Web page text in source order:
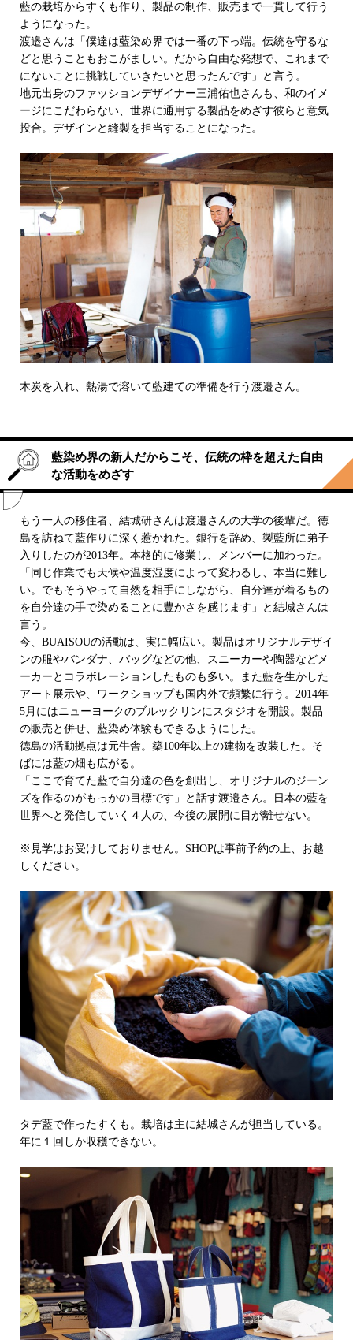
藍の栽培からすくも作り、製品の制作、販売まで一貫して行う
ようになった。
渡邉さんは「僕達は藍染め界では一番の下っ端。伝統を守るな
どと思うこともおこがましい。だから自由な発想で、これまで
にないことに挑戦していきたいと思ったんです」と言う。
地元出身のファッションデザイナー三浦佑也さんも、和のイメ
ージにこだわらない、世界に通用する製品をめざす彼らと意気
投合。デザインと縫製を担当することになった。
木炭を入れ、熱湯で溶いて藍建ての準備を行う渡邉さん。
藍染め界の新人だからこそ、伝統の枠を超えた自由
な活動をめざす
もう一人の移住者、結城研さんは渡邉さんの大学の後輩だ。徳
島を訪ねて藍作りに深く惹かれた。銀行を辞め、製藍所に弟子
入りしたのが2013年。本格的に修業し、メンバーに加わった。
「同じ作業でも天候や温度湿度によって変わるし、本当に難し
い。でもそうやって自然を相手にしながら、自分達が着るもの
を自分達の手で染めることに豊かさを感じます」と結城さんは
言う。
今、BUAISOUの活動は、実に幅広い。製品はオリジナルデザイ
ンの服やバンダナ、バッグなどの他、スニーカーや陶器などメ
ーカーとコラボレーションしたものも多い。また藍を生かした
アート展示や、ワークショップも国内外で頻繁に行う。2014年
5月にはニューヨークのブルックリンにスタジオを開設。製品
の販売と併せ、藍染め体験もできるようにした。
徳島の活動拠点は元牛舎。築100年以上の建物を改装した。そ
ばには藍の畑も広がる。
「ここで育てた藍で自分達の色を創出し、オリジナルのジーン
ズを作るのがもっかの目標です」と話す渡邉さん。日本の藍を
世界へと発信していく４人の、今後の展開に目が離せない。
※見学はお受けしておりません。SHOPは事前予約の上、お越
しください。
タデ藍で作ったすくも。栽培は主に結城さんが担当している。
年に１回しか収穫できない。